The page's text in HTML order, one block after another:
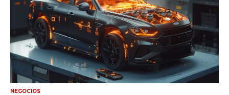
NEGOCIOS